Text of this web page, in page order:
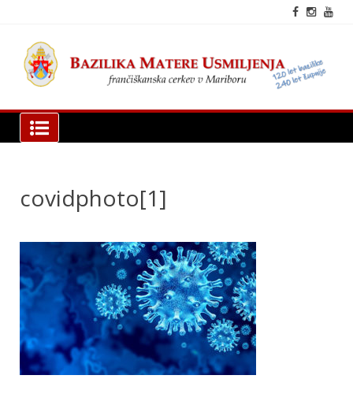
content
Bazilika Matere Usmiljenja
covidphoto[1]